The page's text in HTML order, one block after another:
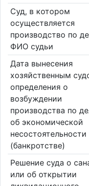
Суд, в котором
осуществляется
производство по
ФИО судьи
Дата вынесения
хозяйственным
определения о
возбуждении
производства по
об экономической
несостоятельности
(банкротстве)
Решение суда о
или об открытии